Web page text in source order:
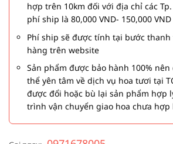
hợp trên 10km đối với địa chỉ các
phí ship là 80,000 VND- 150,000
Phí ship sẽ được tính tại bước
hàng trên website
Sản phẩm được bảo hành 100%
thể yên tâm về dịch vụ hoa tươi tại
được đổi hoặc bù lại sản phẩm hợp
trình vận chuyển giao hoa chưa hợp